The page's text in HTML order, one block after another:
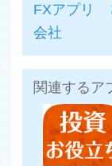
FXアプリ
会社
関連するア